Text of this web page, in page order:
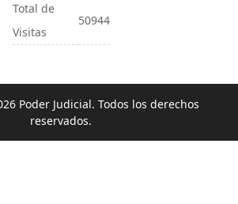
Total de
Visitas
50944
Poder Judicial. Todos los derechos
reservados.